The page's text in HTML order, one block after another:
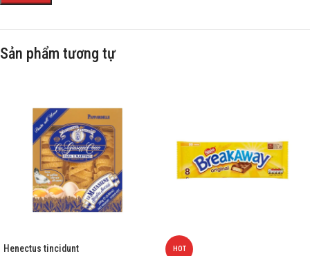
Sản phẩm tương tự
Henectus tincidunt HOT